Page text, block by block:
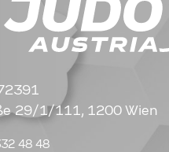
29/1/111, 1200 Wien
48 48